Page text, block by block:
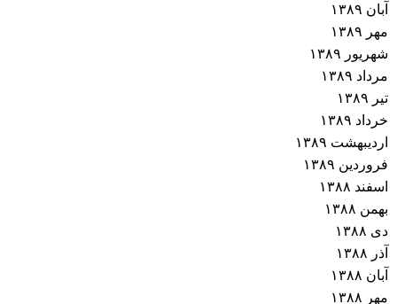
آبان ۱۳۸۹
مهر ۱۳۸۹
شهریور ۱۳۸۹
مرداد ۱۳۸۹
تیر ۱۳۸۹
خرداد ۱۳۸۹
اردیبهشت ۱۳۸۹
فروردین ۱۳۸۹
اسفند ۱۳۸۸
بهمن ۱۳۸۸
دی ۱۳۸۸
آذر ۱۳۸۸
آبان ۱۳۸۸
مهر ۱۳۸۸